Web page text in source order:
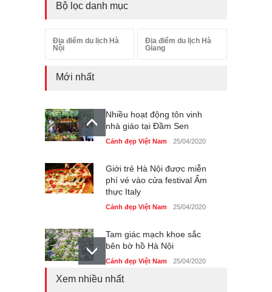
Bộ lọc danh mục
Địa điểm du lịch Hà
Nội
Địa điểm du lịch Hà
Giang
Mới nhất
Nhiều hoạt động tôn vinh
nhà giáo tại Đầm Sen
Cảnh đẹp Việt Nam 25/04/2020
Giới trẻ Hà Nội được miễn
phí vé vào cửa festival Ẩm
thực Italy
Cảnh đẹp Việt Nam 25/04/2020
Tam giác mạch khoe sắc
bên bờ hồ Hà Nội
Cảnh đẹp Việt Nam 25/04/2020
Xem nhiều nhất